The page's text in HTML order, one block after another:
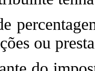
ou